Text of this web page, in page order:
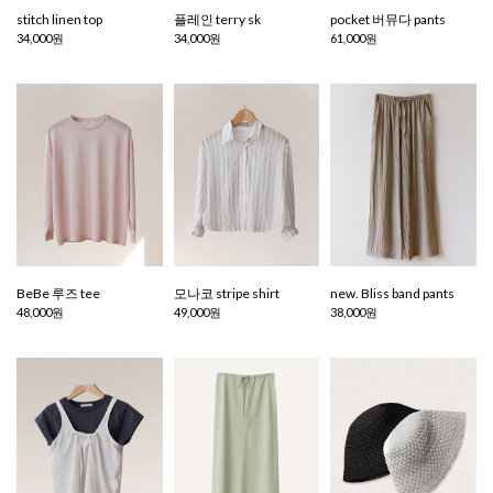
stitch linen top
34,000원
플레인 terry sk
34,000원
pocket 버뮤다 pants
61,000원
BeBe 루즈 tee
48,000원
모나코 stripe shirt
49,000원
new. Bliss band pants
38,000원